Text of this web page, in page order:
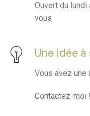
Ouvert du
vous
Une idée
Vous avez une
Contactez-moi !